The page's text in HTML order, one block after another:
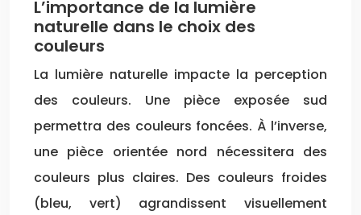
L’importance de la lumière
naturelle dans le choix des
couleurs
La lumière naturelle impacte la perception
des couleurs. Une pièce exposée sud
permettra des couleurs foncées. À l’inverse,
une pièce orientée nord nécessitera des
couleurs plus claires. Des couleurs froides
(bleu, vert) agrandissent visuellement